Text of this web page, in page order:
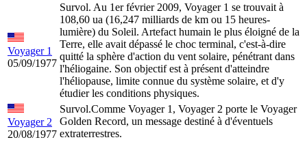
Voyager 1
05/09/1977
Survol. Au 1er février 2009, Voyager 1 se trouvait à
108,60 ua (16,247 milliards de km ou 15 heures-
lumière) du Soleil. Artefact humain le plus éloigné de la
Terre, elle avait dépassé le choc terminal, c'est-à-dire
quitté la sphère d'action du vent solaire, pénétrant dans
l'héliogaine. Son objectif est à présent d'atteindre
l'héliopause, limite connue du système solaire, et d'y
étudier les conditions physiques.
Voyager 2
20/08/1977
Survol.Comme Voyager 1, Voyager 2 porte le Voyager
Golden Record, un message destiné à d'éventuels
extraterrestres.